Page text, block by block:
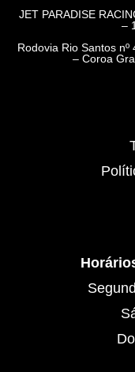
JET PARADISE
–
Rodovia Rio Santos
– Coroa